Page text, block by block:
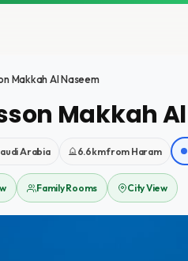
Makkah Al Naseem
Makkah
Arabia 6.6km from Haram
Family Rooms City View